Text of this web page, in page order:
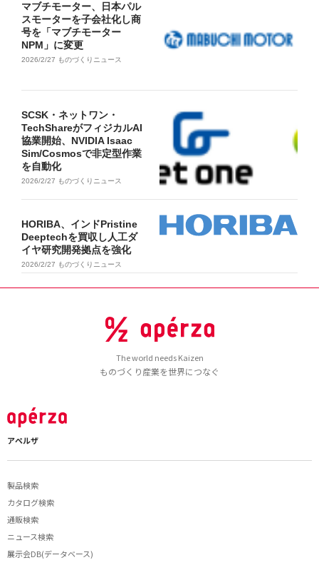
マブチモーター、日本パル
スモーターを子会社化し商
号を「マブチモーター
NPM」に変更
2026/2/27 ものづくりニュース
SCSK・ネットワン・
TechShareがフィジカルAI
協業開始、NVIDIA Isaac
Sim/Cosmosで非定型作業
を自動化
2026/2/27 ものづくりニュース
HORIBA、インドPristine
Deeptechを買収し人工ダ
イヤ研究開発拠点を強化
2026/2/27 ものづくりニュース
The world needs Kaizen
ものづくり産業を世界につなぐ
アペルザ
製品検索
カタログ検索
通販検索
ニュース検索
展示会DB(データベース)